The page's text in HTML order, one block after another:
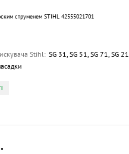
струменем STIHL 42555021701
Stihl: SG 31, SG 51, SG 71, SG 21